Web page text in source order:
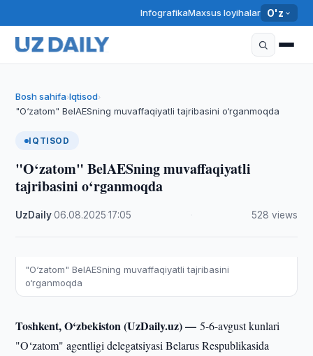
InfografikaMaxsus loyihalar O'z
Bosh sahifa›Iqtisod›
"O‘zatom" BelAESning muvaffaqiyatli tajribasini o‘rganmoqda
IQTISOD
"O‘zatom" BelAESning muvaffaqiyatli
tajribasini o‘rganmoqda
UzDaily·06.08.2025 ·17:05 528 views
"O‘zatom" BelAESning muvaffaqiyatli tajribasini
o‘rganmoqda
Toshkent, O‘zbekiston (UzDaily.uz) —5-6-avgust kunlari
"O‘zatom" agentligi delegatsiyasi Belarus Respublikasida